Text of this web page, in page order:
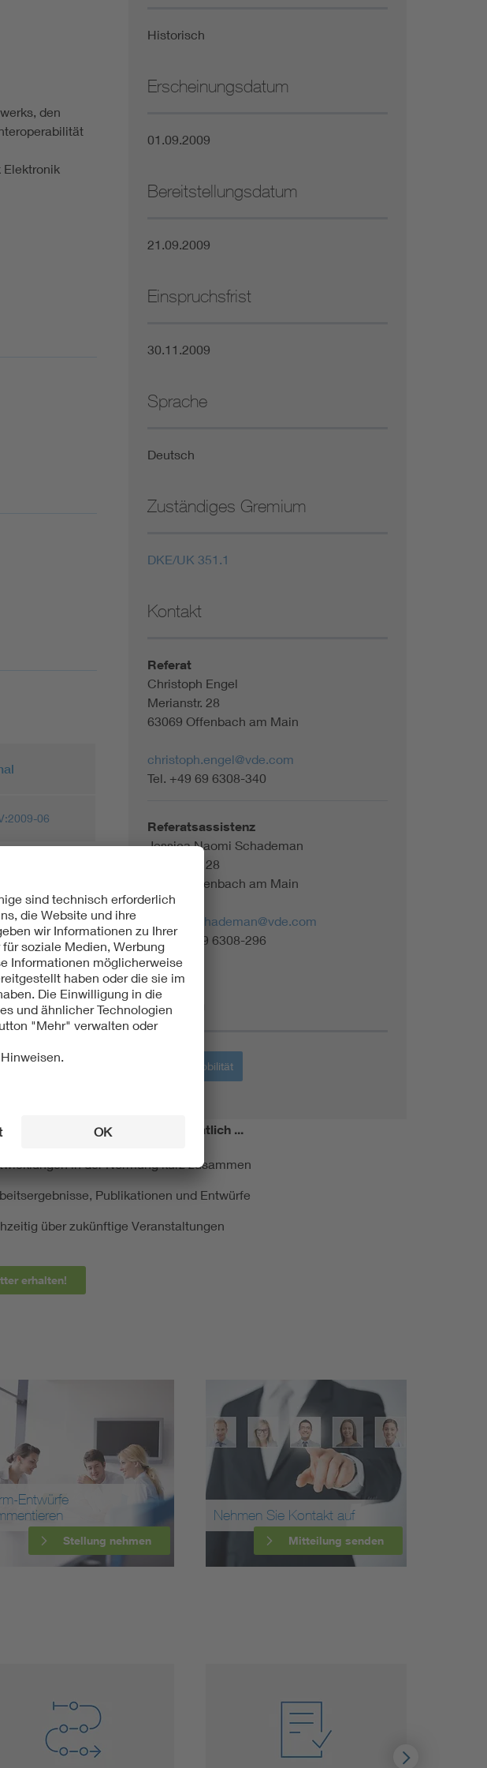
den
Elektronik
06
Historisch
Erscheinungsdatum
01.09.2009
Bereitstellungsdatum
21.09.2009
Einspruchsfrist
30.11.2009
Sprache
Deutsch
Zuständiges Gremium
DKE/UK 351.1
Kontakt
Referat
Christoph Engel
Merianstr. 28
63069 Offenbach am Main
christoph.engel@vde.com
Tel. +49 69 6308-340
Referatsassistenz
Jessica Naomi Schademan
Merianstr. 28
63069 Offenbach am Main
jessica.schademan@vde.com
Tel. +49 69 6308-296
Themen
Elektromobilität
Sie immer top informiert! Monatlich ...
in der Normung kurz zusammen
Publikationen und Entwürfe
über zukünftige Veranstaltungen
erhalten!
Entwürfe
Stellung nehmen
Nehmen Sie Kontakt auf
Mitteilung senden